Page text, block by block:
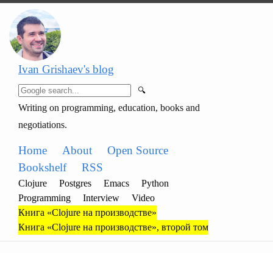
Ivan Grishaev's blog
🔍
Writing on programming, education, books and
negotiations.
Home About
Open Source
Bookshelf
RSS
Clojure Postgres Emacs
Python
Programming
Interview
Video
Книга «Clojure на производстве»
Книга «Clojure на производстве», второй том